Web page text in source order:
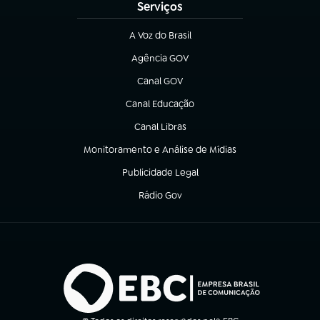
Serviços
A Voz do Brasil
(abre em nova aba)
Agência GOV
(abre em nova aba)
Canal GOV
(abre em nova aba)
Canal Educação
(abre em nova aba)
Canal Libras
(abre em nova aba)
Monitoramento e Análise de Mídias
(abre em nova aba)
Publicidade Legal
(abre em nova aba)
Rádio Gov
(abre em nova aba)